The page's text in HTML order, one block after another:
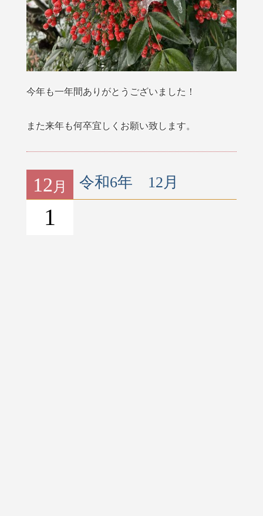
今年も一年間ありがとうございました！
また来年も何卒宜しくお願い致します。
12 月
1
令和6年 12月